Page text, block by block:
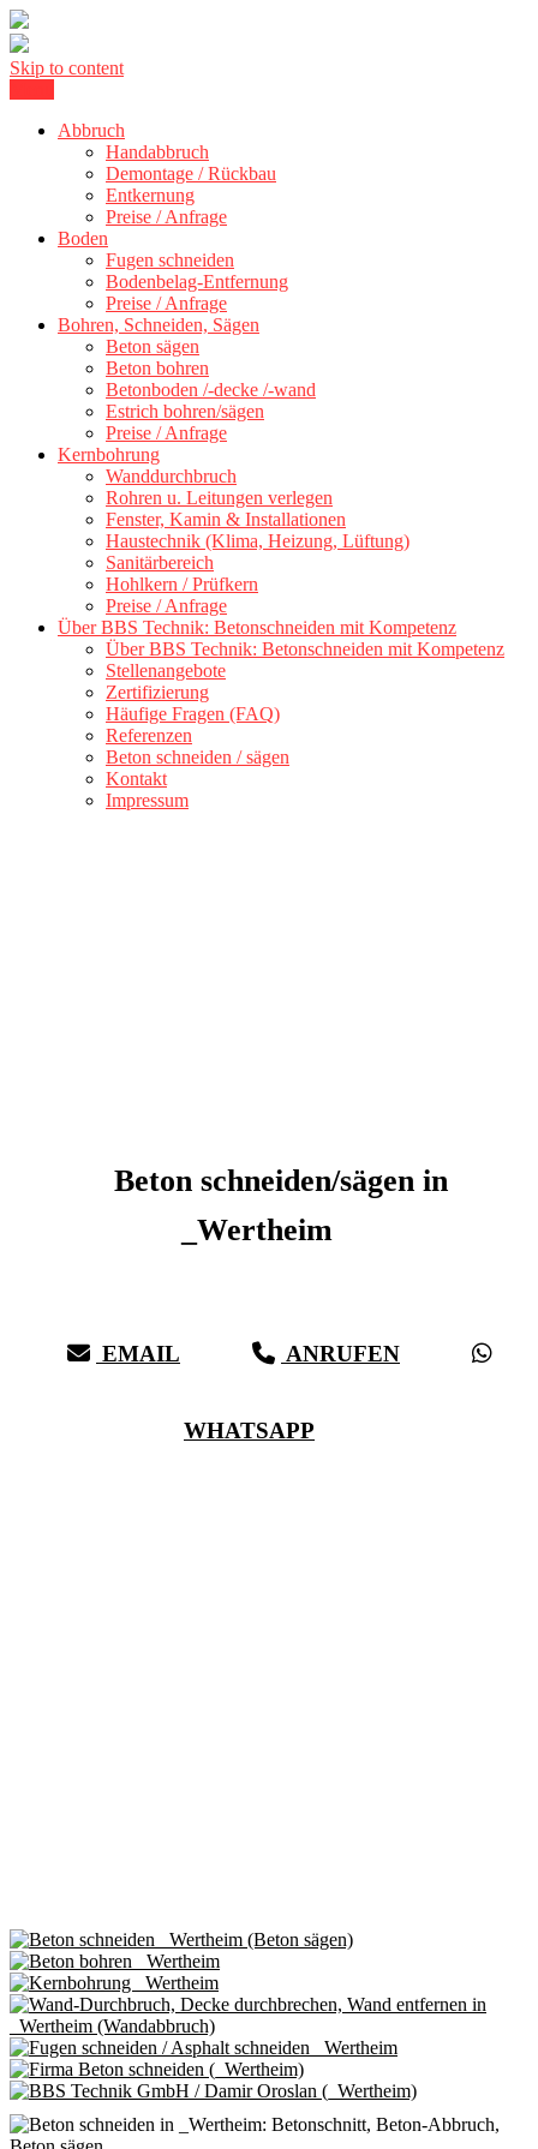
Skip to content
BBS Technik GmbH
300 kmAbbruch
Handabbruch
Demontage / Rückbau
Entkernung
Preise / Anfrage
Boden
Fugen schneiden
Bodenbelag-Entfernung
Preise / Anfrage
Bohren, Schneiden, Sägen
Beton sägen
Beton bohren
Betonboden /-decke /-wand
Estrich bohren/sägen
Preise / Anfrage
Kernbohrung
Wanddurchbruch
Rohren u. Leitungen verlegen
Fenster, Kamin & Installationen
Haustechnik (Klima, Heizung, Lüftung)
Sanitärbereich
Hohlkern / Prüfkern
Preise / Anfrage
Über BBS Technik: Betonschneiden mit Kompetenz
Über BBS Technik: Betonschneiden mit Kompetenz
Stellenangebote
Zertifizierung
Häufige Fragen (FAQ)
Referenzen
Beton schneiden / sägen
Kontakt
Impressum
Beton schneiden/sägen in
_Wertheim
EMAIL ANRUFEN
WHATSAPP